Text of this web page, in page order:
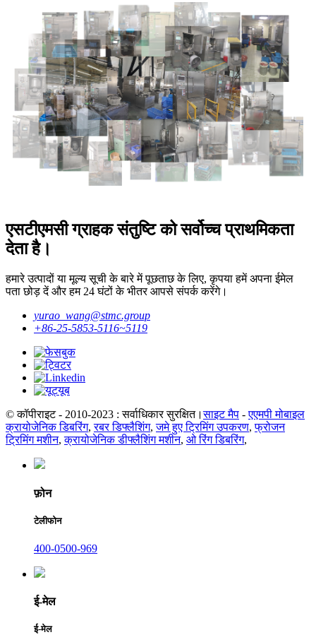
एसटीएमसी ग्राहक संतुष्टि को सर्वोच्च प्राथमिकता
देता है।
हमारे उत्पादों या मूल्य सूची के बारे में पूछताछ के लिए, कृपया हमें अपना ईमेल
पता छोड़ दें और हम 24 घंटों के भीतर आपसे संपर्क करेंगे।
yurao_wang@stmc.group
+86-25-5853-5116~5119
© कॉपीराइट - 2010-2023 : सर्वाधिकार सुरक्षित।साइट मैप -एएमपी मोबाइल
क्रायोजेनिक डिबरिंग,रबर डिफ्लैशिंग,जमे हुए ट्रिमिंग उपकरण,फ्रोजन
ट्रिमिंग मशीन,क्रायोजेनिक डीफ्लैशिंग मशीन, ओ रिंग डिबरिंग,
फ़ोन
टेलीफोन
400-0500-969
ई-मेल
ई-मेल